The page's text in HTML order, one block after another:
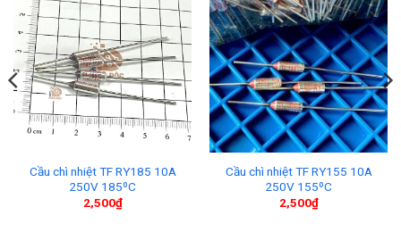
Cầu chì nhiệt TF RY185 10A
250V 185ºC
2,500₫
Cầu chì nhiệt TF RY155 10A
250V 155ºC
2,500₫